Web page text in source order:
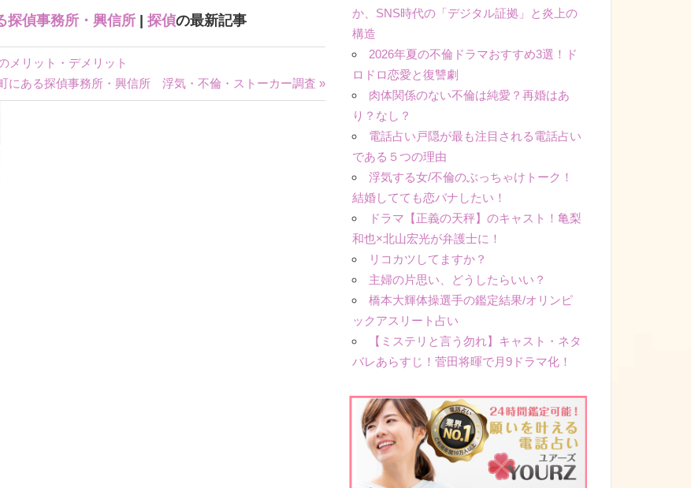
探偵事務所・興信所 探偵の最新記事
リット・デメリット
にある探偵事務所・興信所 浮気・不倫・ストーカー調査 »
か、SNS時代の「デジタル証拠」と炎上の
構造
2026年夏の不倫ドラマおすすめ3選！ド
ロドロ恋愛と復讐劇
肉体関係のない不倫は純愛？再婚はあ
り？なし？
電話占い戸隠が最も注目される電話占い
である５つの理由
浮気する女/不倫のぶっちゃけトーク！
結婚してても恋バナしたい！
ドラマ【正義の天秤】のキャスト！亀梨
和也×北山宏光が弁護士に！
リコカツしてますか？
主婦の片思い、どうしたらいい？
橋本大輝体操選手の鑑定結果/オリンピ
ックアスリート占い
【ミステリと言う勿れ】キャスト・ネタ
バレあらすじ！菅田将暉で月9ドラマ化！